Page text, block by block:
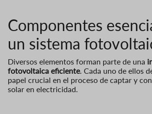
Componentes
un sistema
Diversos elementos forman parte de una
fotovoltaica eficiente. Cada uno de ellos
papel crucial en el proceso de captar y
solar en electricidad.